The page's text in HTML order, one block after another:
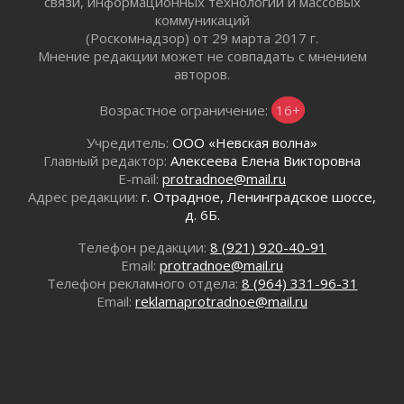
02 августа 2026
Ленобласть внедрила передовую подготовку
операторов БПЛА
02 августа 2026
В Ивангороде появилась «Избушка-
воробушка»
Юхла, мука, кантеле и Водяной
01 августа 2026
Лето катится с горки
В Ленобласти открылась экспозиция к 150-
летию Билибина
01 августа 2026
Лето без гаджетов
коммуникаций
(Роскомнадзор) от 29 марта 2017 г.
Мнение редакции может не совпадать с мнением
авторов.
Возрастное ограничение: 16+
Учредитель: ООО «Невская волна»
Главный редактор: Алексеева Елена Викторовна
E-mail: protradnoe@mail.ru
Адрес редакции: г. Отрадное, Ленинградское шоссе,
д. 6Б.
Телефон редакции: 8 (921) 920-40-91
Email: protradnoe@mail.ru
Телефон рекламного отдела: 8 (964) 331-96-31
Email: reklamaprotradnoe@mail.ru